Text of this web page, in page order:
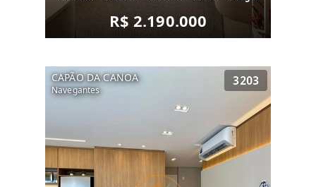
R$ 2.190.000
CAPÃO DA CANOA
Navegantes
3203